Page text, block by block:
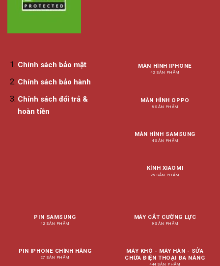
Chính sách bảo mật
Chính sách bảo hành
Chính sách đổi trả &
hoàn tiền
MÀN HÌNH IPHONE
42 SẢN PHẨM
MÀN HÌNH OPPO
8 SẢN PHẨM
MÀN HÌNH SAMSUNG
4 SẢN PHẨM
KÍNH XIAOMI
25 SẢN PHẨM
PIN SAMSUNG
42 SẢN PHẨM
PIN IPHONE CHÍNH HÃNG
27 SẢN PHẨM
MÁY CẮT CƯỜNG LỰC
9 SẢN PHẨM
MÁY KHÒ - MÁY HÀN - SỬA
CHỮA ĐIỆN THOẠI ĐA NĂNG
444 SẢN PHẨM